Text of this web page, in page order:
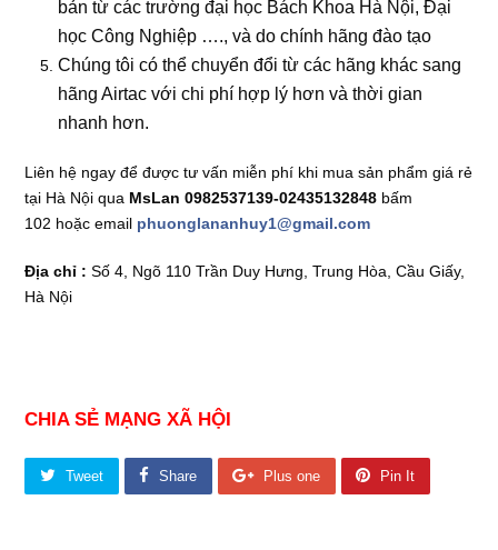
bản từ các trường đại học Bách Khoa Hà Nội, Đại
học Công Nghiệp …., và do chính hãng đào tạo
Chúng tôi có thể chuyển đổi từ các hãng khác sang
hãng Airtac với chi phí hợp lý hơn và thời gian
nhanh hơn.
Liên hệ ngay để được tư vấn miễn phí khi mua sản phẩm giá rẻ
tại Hà Nội qua MsLan 0982537139-02435132848 bấm
102 hoặc email phuonglananhuy1@gmail.com
Địa chỉ : Số 4, Ngõ 110 Trần Duy Hưng, Trung Hòa, Cầu Giấy,
Hà Nội
CHIA SẺ MẠNG XÃ HỘI
Tweet Share Plus one Pin It